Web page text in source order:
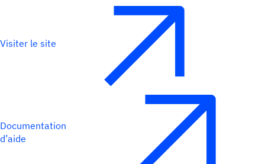
Visiter le site
Documentation
d’aide